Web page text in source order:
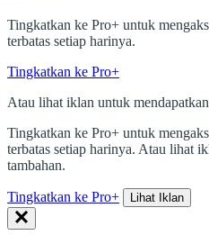
Tingkatkan ke Pro+ untuk
terbatas setiap harinya.
Tingkatkan ke Pro+
Atau lihat iklan untuk
Tingkatkan ke Pro+ untuk
terbatas setiap harinya. Atau lihat
tambahan.
Tingkatkan ke Pro+ Lihat Iklan